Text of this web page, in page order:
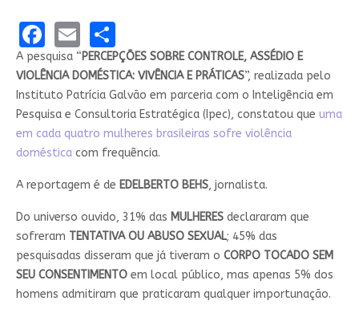
Facebook
EmailShare
A pesquisa “PERCEPÇÕES SOBRE CONTROLE, ASSÉDIO E
VIOLÊNCIA DOMÉSTICA: VIVÊNCIA E PRÁTICAS”, realizada pelo
Instituto Patrícia Galvão em parceria com o Inteligência em
Pesquisa e Consultoria Estratégica (Ipec), constatou que uma
em cada quatro mulheres brasileiras sofre violência
domésticacom frequência.
A reportagem é de EDELBERTO BEHS, jornalista.
Do universo ouvido, 31% das MULHERESdeclararam que
sofreram TENTATIVA OU ABUSO SEXUAL; 45% das
pesquisadas disseram que já tiveram o CORPO TOCADO SEM
SEU CONSENTIMENTOem local público, mas apenas 5% dos
homens admitiram que praticaram qualquer importunação.